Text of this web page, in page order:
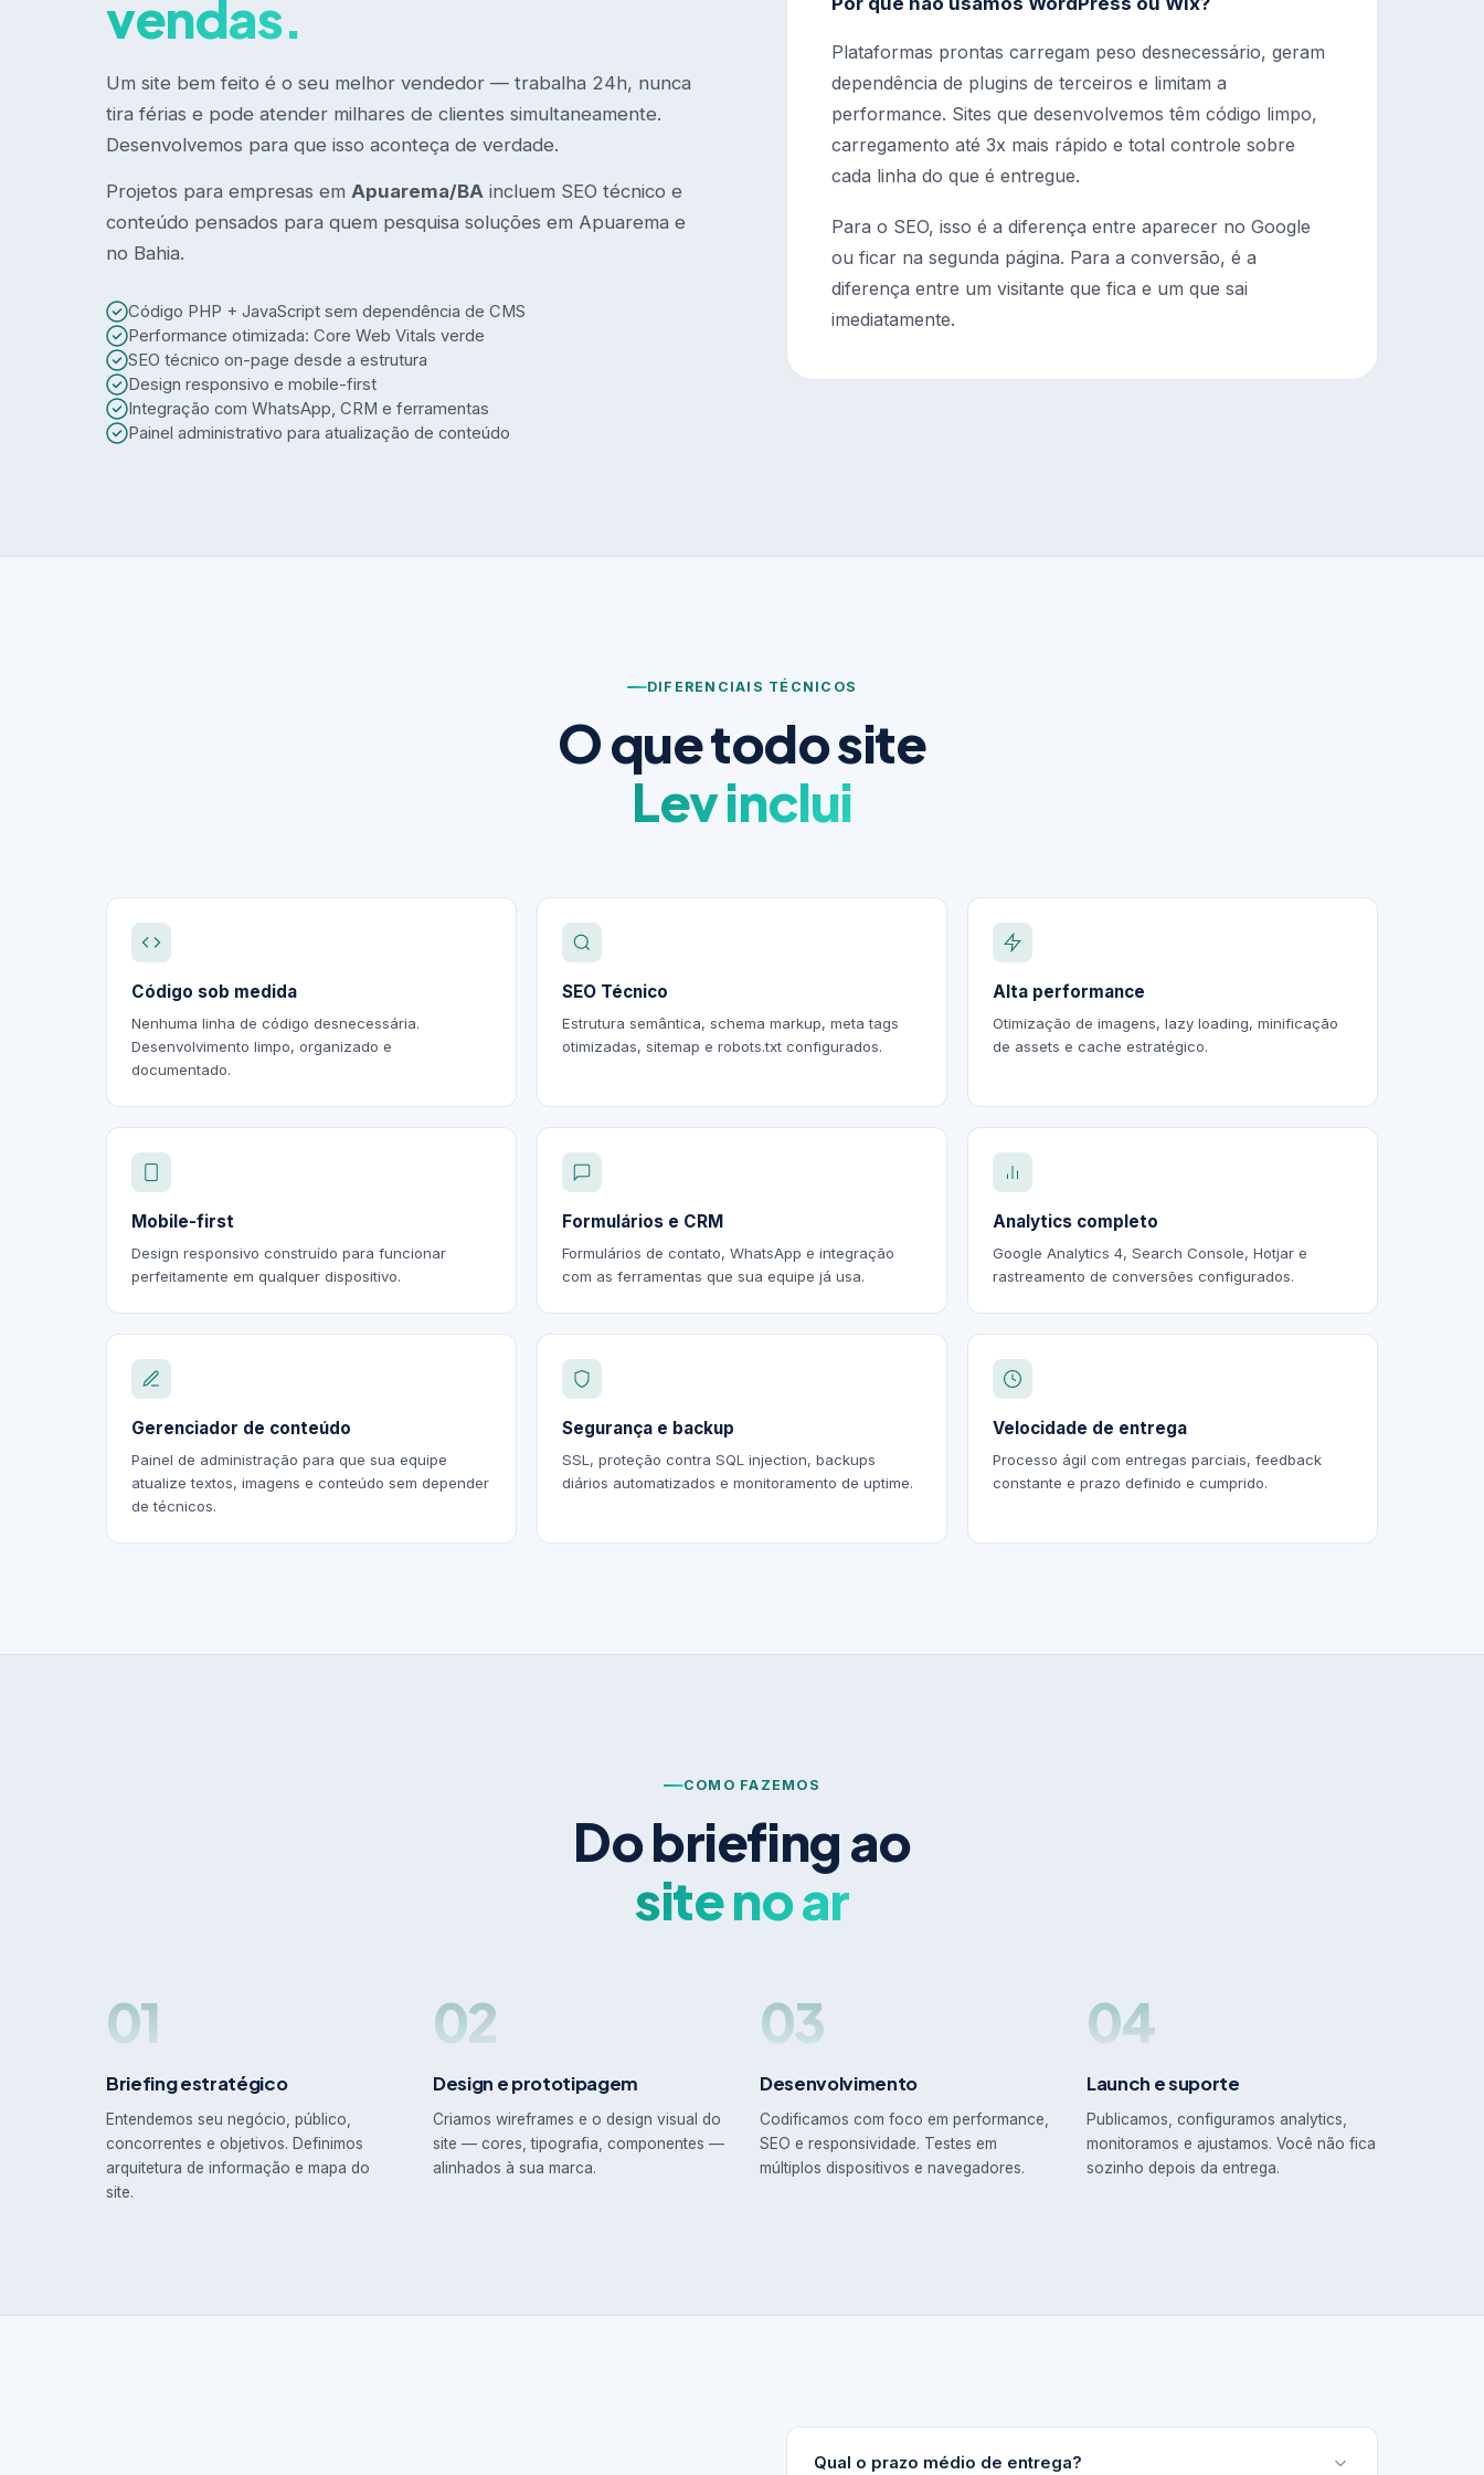
vendas.
Um site bem feito é o seu melhor vendedor — trabalha 24h, nunca
tira férias e pode atender milhares de clientes simultaneamente.
Desenvolvemos para que isso aconteça de verdade.
Projetos para empresas em Apuarema/BA incluem SEO técnico e
conteúdo pensados para quem pesquisa soluções em Apuarema e
no Bahia.
Código PHP + JavaScript sem dependência de CMS
Performance otimizada: Core Web Vitals verde
SEO técnico on-page desde a estrutura
Design responsivo e mobile-first
Integração com WhatsApp, CRM e ferramentas
Painel administrativo para atualização de conteúdo
Plataformas prontas carregam peso desnecessário, geram
dependência de plugins de terceiros e limitam a
performance. Sites que desenvolvemos têm código limpo,
carregamento até 3x mais rápido e total controle sobre
cada linha do que é entregue.
Para o SEO, isso é a diferença entre aparecer no Google
ou ficar na segunda página. Para a conversão, é a
diferença entre um visitante que fica e um que sai
imediatamente.
DIFERENCIAIS TÉCNICOS
O que todo site
Lev inclui
Código sob medida
Nenhuma linha de código desnecessária.
Desenvolvimento limpo, organizado e
documentado.
SEO Técnico
Estrutura semântica, schema markup, meta tags
otimizadas, sitemap e robots.txt configurados.
Alta performance
Otimização de imagens, lazy loading, minificação
de assets e cache estratégico.
Mobile-first
Design responsivo construído para funcionar
perfeitamente em qualquer dispositivo.
Formulários e CRM
Formulários de contato, WhatsApp e integração
com as ferramentas que sua equipe já usa.
Analytics completo
Google Analytics 4, Search Console, Hotjar e
rastreamento de conversões configurados.
Gerenciador de conteúdo
Painel de administração para que sua equipe
atualize textos, imagens e conteúdo sem depender
de técnicos.
Segurança e backup
SSL, proteção contra SQL injection, backups
diários automatizados e monitoramento de uptime.
Velocidade de entrega
Processo ágil com entregas parciais, feedback
constante e prazo definido e cumprido.
COMO FAZEMOS
Do briefing ao
site no ar
01
Briefing estratégico
Entendemos seu negócio, público,
concorrentes e objetivos. Definimos
arquitetura de informação e mapa do
site.
02
Design e prototipagem
Criamos wireframes e o design visual do
site — cores, tipografia, componentes —
alinhados à sua marca.
03
Desenvolvimento
Codificamos com foco em performance,
SEO e responsividade. Testes em
múltiplos dispositivos e navegadores.
04
Launch e suporte
Publicamos, configuramos analytics,
monitoramos e ajustamos. Você não fica
sozinho depois da entrega.
Qual o prazo médio de entrega?